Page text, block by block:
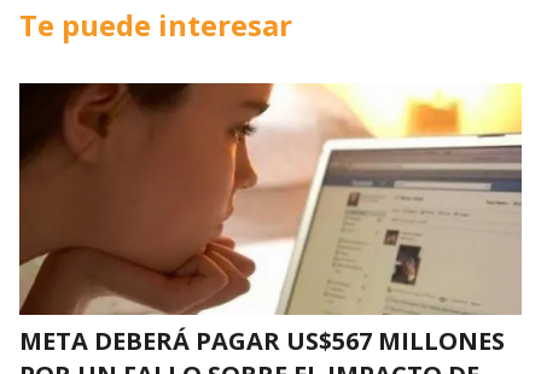
Te puede interesar
META DEBERÁ PAGAR US$567 MILLONES